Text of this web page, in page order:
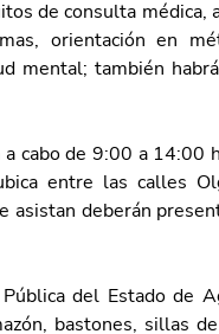
de consulta médica,
orientación en
mental; también
cabo de 9:00 a 14:00
entre las calles
asistan deberán
del Estado de
bastones, sillas